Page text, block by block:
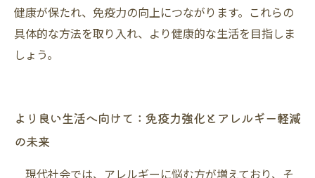
健康が保たれ、免疫力の向上につながります。これらの
具体的な方法を取り入れ、より健康的な生活を目指しま
しょう。
より良い生活へ向けて：免疫力強化とアレルギー軽減
の未来
現代社会では、アレルギーに悩む方が増えており、そ